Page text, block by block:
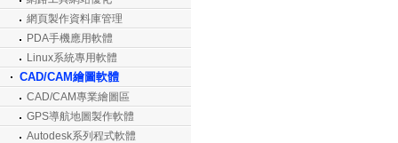
網頁製作資料庫管理
PDA手機應用軟體
Linux系統專用軟體
CAD/CAM繪圖軟體
CAD/CAM專業繪圖區
GPS導航地圖製作軟體
Autodesk系列程式軟體